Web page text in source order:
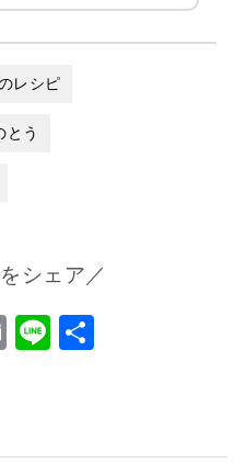
レシピ
う
シェア／
Email
Line